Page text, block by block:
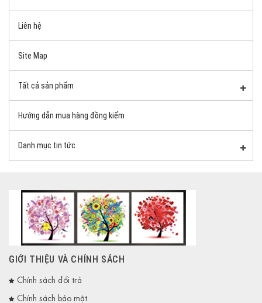
Liên hệ
Site Map
Tất cả sản phẩm
Hướng dẫn mua hàng đồng kiểm
Danh mục tin tức
GIỚI THIỆU VÀ CHÍNH SÁCH
Chính sách đổi trả
Chính sách bảo mật